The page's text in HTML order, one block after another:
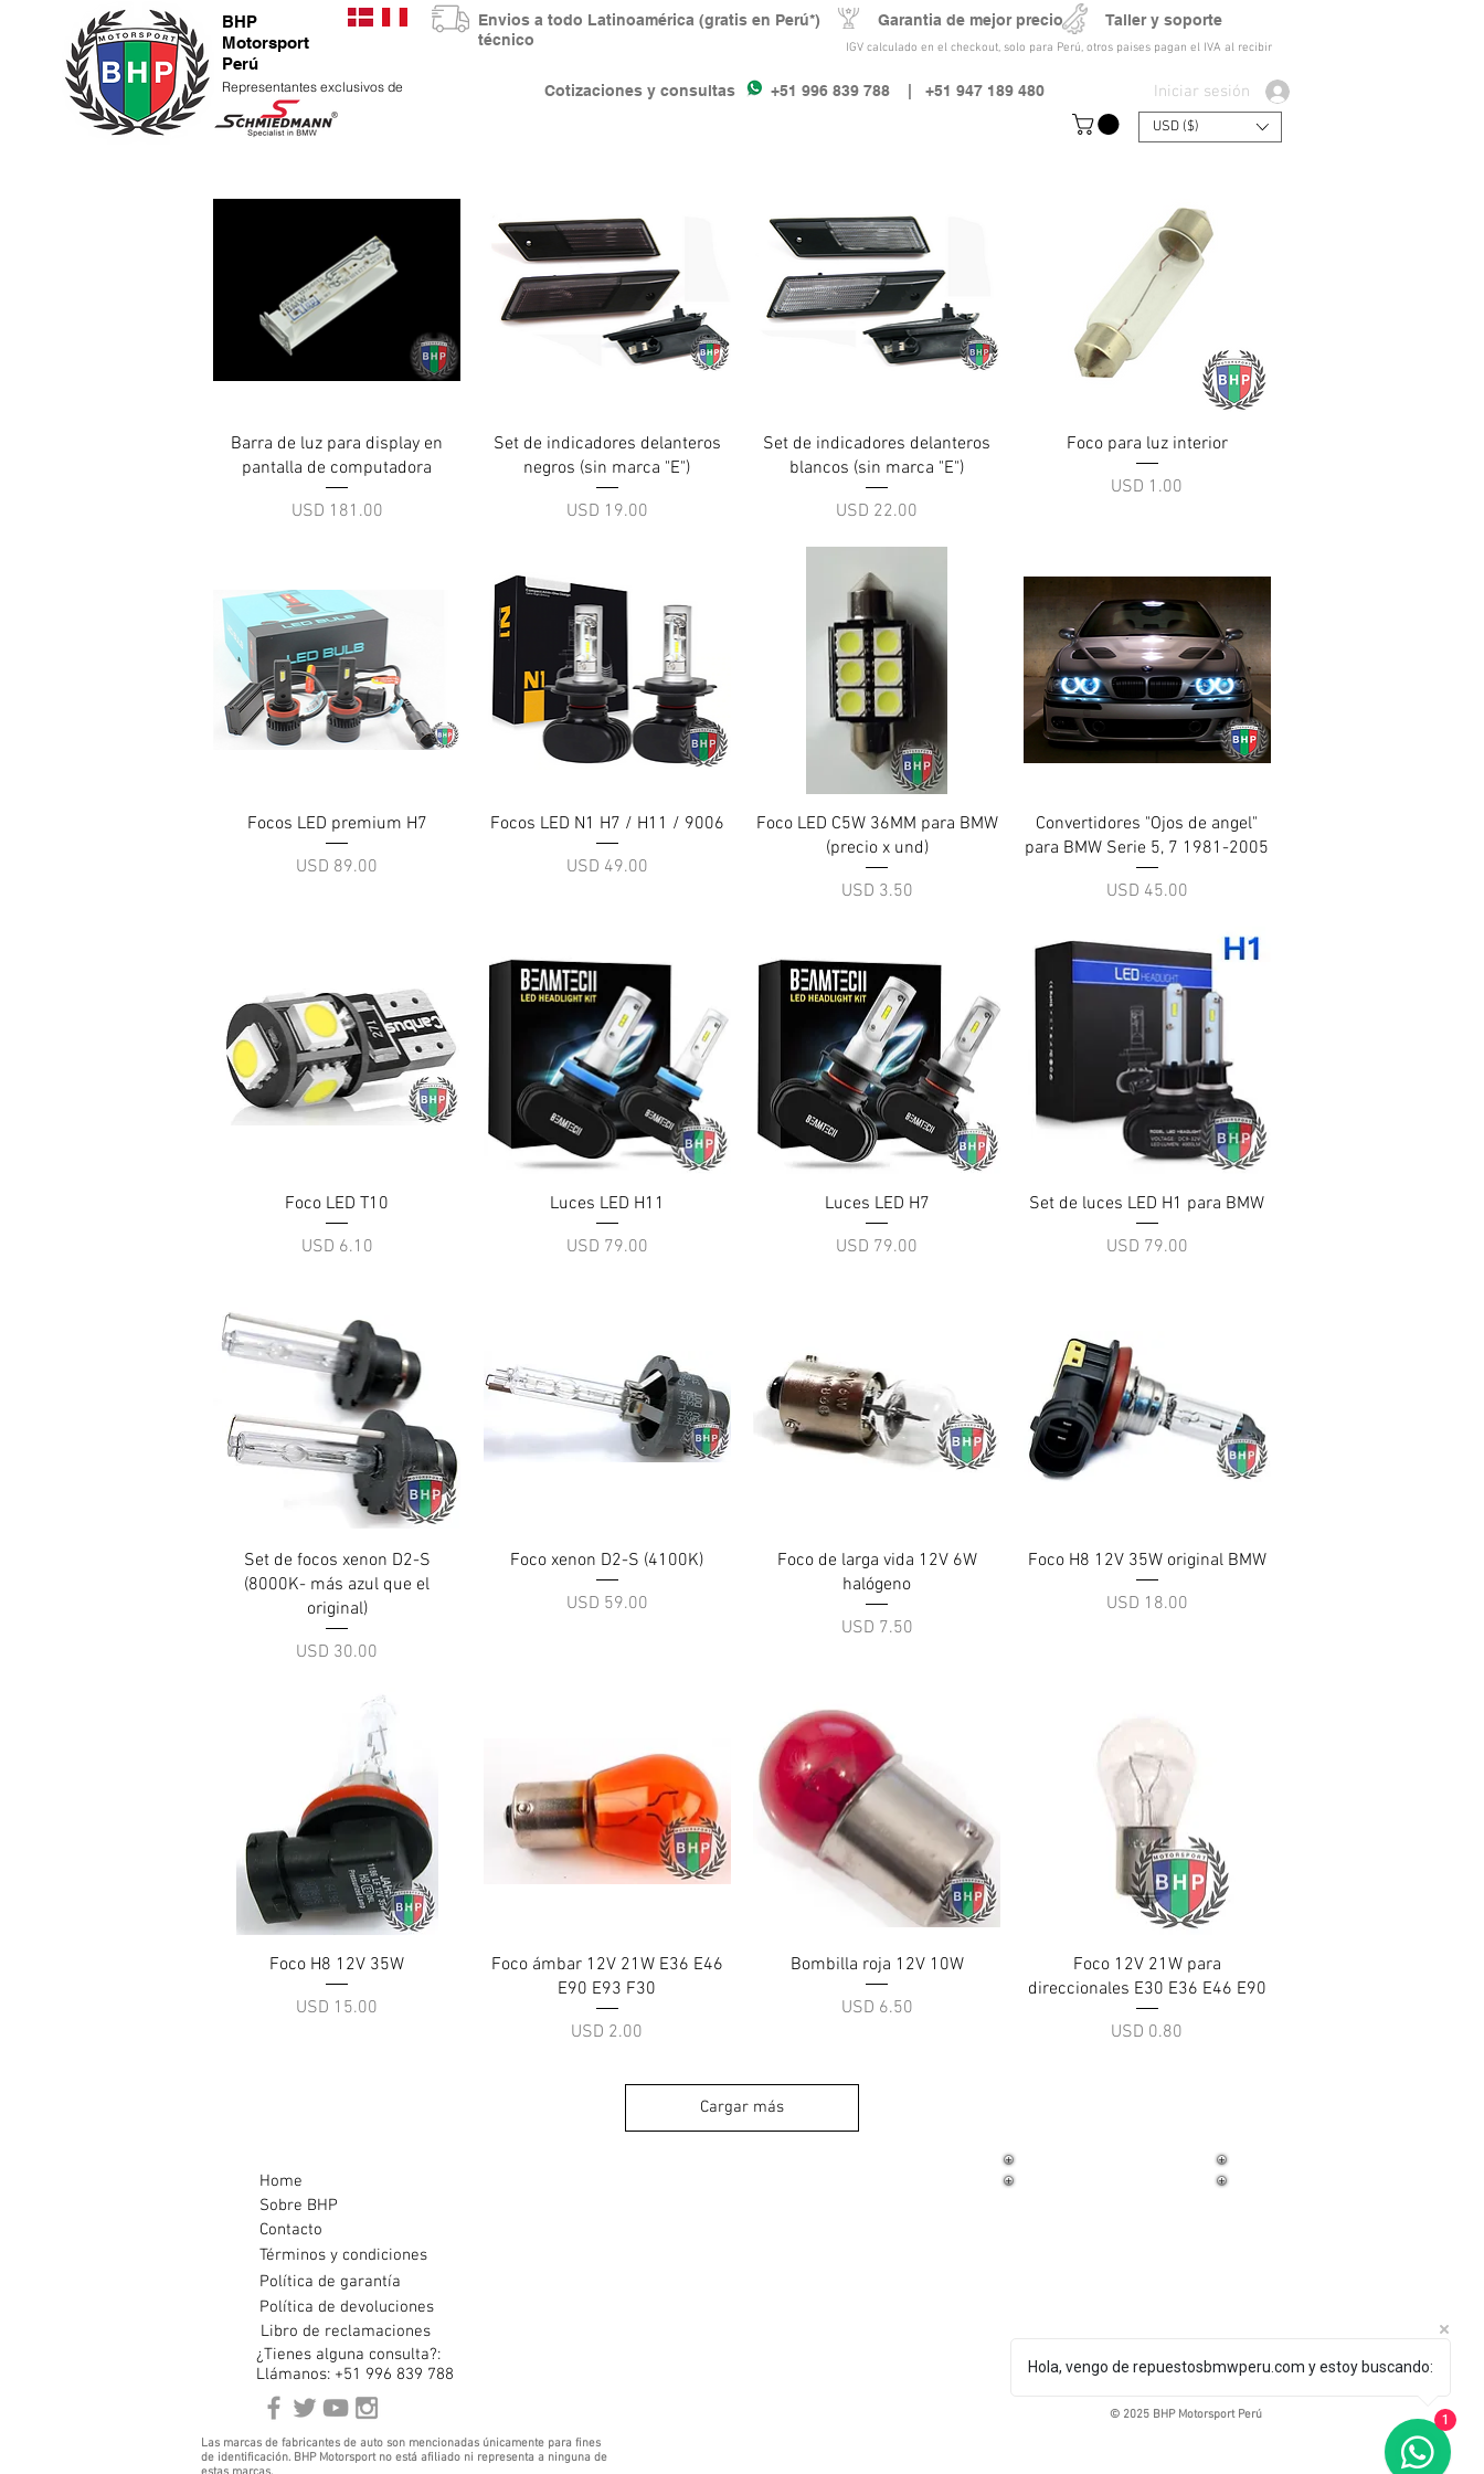
IGV calculado en el checkout, solo para Perú, otros paises pagan el IVA al recibir
BHP
Motorsport
Perú
Iniciar sesión
Representantes exclusivos de Cotizaciones y consultas +51 996 839 788 | +51 947 189 480
USD ($)
Envios a todo Latinoamérica (gratis en Perú*) Garantia de mejor precio Taller y soporte
técnico
Vista rápida
Barra de luz para display en
pantalla de computadora
Precio
USD 181.00
Vista rápida
Set de indicadores delanteros
negros (sin marca "E")
Precio
USD 19.00
Vista rápida
Set de indicadores delanteros
blancos (sin marca "E")
Precio
USD 22.00
Vista rápida
Foco para luz interior
Precio
USD 1.00
Vista rápida
Focos LED premium H7
Precio
USD 89.00
Vista rápida
Focos LED N1 H7 / H11 / 9006
Precio
USD 49.00
Vista rápida
Foco LED C5W 36MM para BMW
(precio x und)
Precio
USD 3.50
Vista rápida
Convertidores "Ojos de angel"
para BMW Serie 5, 7 1981-2005
Precio
USD 45.00
Vista rápida
Foco LED T10
Precio
USD 6.10
Vista rápida
Luces LED H11
Precio
USD 79.00
Vista rápida
Luces LED H7
Precio
USD 79.00
Vista rápida
Set de luces LED H1 para BMW
Precio
USD 79.00
Vista rápida
Set de focos xenon D2-S
(8000K- más azul que el
original)
Precio
USD 30.00
Vista rápida
Foco xenon D2-S (4100K)
Precio
USD 59.00
Vista rápida
Foco de larga vida 12V 6W
halógeno
Precio
USD 7.50
Vista rápida
Foco H8 12V 35W original BMW
Precio
USD 18.00
Vista rápida
Foco H8 12V 35W
Precio
USD 15.00
Vista rápida
Foco ámbar 12V 21W E36 E46
E90 E93 F30
Precio
USD 2.00
Vista rápida
Bombilla roja 12V 10W
Precio
USD 6.50
Vista rápida
Foco 12V 21W para
direccionales E30 E36 E46 E90
Precio
USD 0.80
Cargar más
Home
Sobre BHP
Contacto
Términos y condiciones
Política de garantía
Política de devoluciones
Libro de reclamaciones
¿Tienes alguna consulta?:
Llámanos: +51 996 839 788
© 2025 BHP Motorsport Perú
Las marcas de fabricantes de auto son mencionadas únicamente para fines
de identificación. BHP Motorsport no está afiliado ni representa a ninguna de
Hola, vengo de repuestosbmwperu.com y estoy buscando:
1